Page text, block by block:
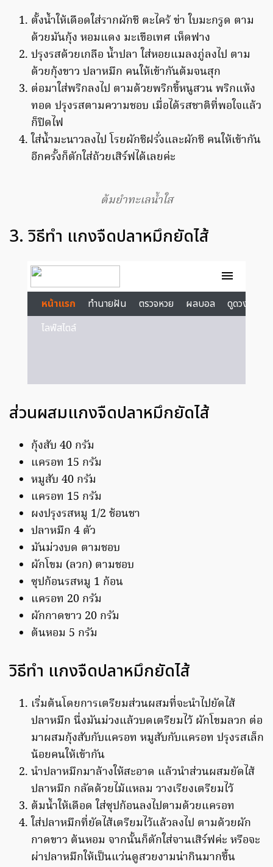
ตั้งน้ำให้เดือดใส่รากผักชี ตะไคร้ ข่า ใบมะกรูด ตาม
ด้วยมันกุ้ง หอมแดง มะเขือเทศ เห็ดฟาง
ปรุงรสด้วยเกลือ น้ำปลา ใส่หอยแมลงภู่ลงไป ตาม
ด้วยกุ้งขาว ปลาหมึก คนให้เข้ากันต้มจนสุก
ต่อมาใส่พริกลงไป ตามด้วยพริกขี้หนูสวน พริกแห้ง
ทอด ปรุงรสตามความชอบ เมื่อได้รสชาติที่พอใจแล้ว
ก็ปิดไฟ
ใส่น้ำมะนาวลงไป โรยผักชีฝรั่งและผักชี คนให้เข้ากัน
อีกครั้งก็ตักใส่ถ้วยเสิร์ฟได้เลยค่ะ
ต้มยำทะเลน้ำใส
3. วิธีทำ แกงจืดปลาหมึกยัดไส้
ส่วนผสมแกงจืดปลาหมึกยัดไส้
กุ้งสับ 40 กรัม
แครอท 15 กรัม
หมูสับ 40 กรัม
แครอท 15 กรัม
ผงปรุงรสหมู 1/2 ช้อนชา
ปลาหมึก 4 ตัว
มันม่วงบด ตามชอบ
ผักโขม (ลวก) ตามชอบ
ซุปก้อนรสหมู 1 ก้อน
แครอท 20 กรัม
ผักกาดขาว 20 กรัม
ต้นหอม 5 กรัม
วิธีทำ แกงจืดปลาหมึกยัดไส้
เริ่มต้นโดยการเตรียมส่วนผสมที่จะนำไปยัดไส้
ปลาหมึก นึ่งมันม่วงแล้วบดเตรียมไว้ ผักโขมลวก ต่อ
มาผสมกุ้งสับกับแครอท หมูสับกับแครอท ปรุงรสเล็ก
น้อยคนให้เข้ากัน
นำปลาหมึกมาล้างให้สะอาด แล้วนำส่วนผสมยัดไส้
ปลาหมึก กลัดด้วยไม้แหลม วางเรียงเตรียมไว้
ต้มน้ำให้เดือด ใส่ซุปก้อนลงไปตามด้วยแครอท
ใส่ปลาหมึกที่ยัดไส้เตรียมไว้แล้วลงไป ตามด้วยผัก
กาดขาว ต้นหอม จากนั้นก็ตักใส่จานเสิร์ฟค่ะ หรือจะ
ผ่าปลาหมึกให้เป็นแว่นดูสวยงามน่ากินมากขึ้น